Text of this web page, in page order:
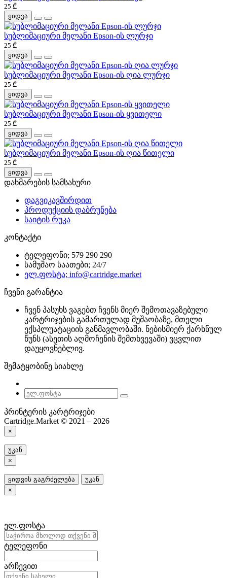
25 ₾
ყიდვა
სუბლიმაციური მელანი Epson-ის ლურჯი
25 ₾
ყიდვა
სუბლიმაციური მელანი Epson-ის ღია ლურჯი
25 ₾
ყიდვა
სუბლიმაციური მელანი Epson-ის ყვითელი
25 ₾
ყიდვა
სუბლიმაციური მელანი Epson-ის ღია წითელი
25 ₾
ყიდვა
დახმარების სამსახური
დაგვიკავშირდით
პროდუქციის დაბრუნება
საიტის რუკა
კონტაქტი
ტელეფონი; 579 290 290
სამუშაო საათები; 24/7
ელ.ფოსტა; info@cartridge.market
ჩვენი გარანტია
ჩვენ პასუხს ვაგებთ ჩვენს მიერ შემოთავაზებული
კარტრიჯების გამართულად მუშაობაზე, მთელი
ექსპლუატაციის განმავლობაში. ნებისმიერ ქარხნულ
წუნს (ასეთის აღმოჩენის შემთხვევაში) ვცვლით
დაუყოვნებლივ.
შემატყობინე სიახლე
პრინტერის კარტრიჯები
Cartridge.Market © 2021 – 2026
×
უკან
×
ყიდვის გაგრძელება
უკან
×
ელ.ფოსტა
ტელეფონი
არჩევით